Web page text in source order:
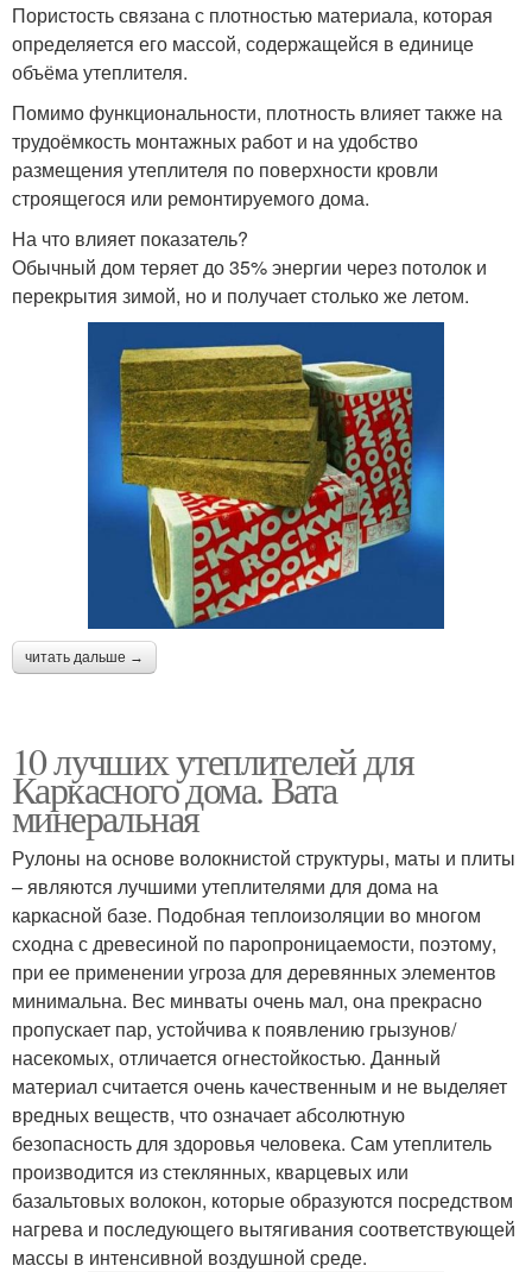
Пористость связана с плотностью материала, которая
определяется его массой, содержащейся в единице
объёма утеплителя.
Помимо функциональности, плотность влияет также на
трудоёмкость монтажных работ и на удобство
размещения утеплителя по поверхности кровли
строящегося или ремонтируемого дома.
На что влияет показатель?
Обычный дом теряет до 35% энергии через потолок и
перекрытия зимой, но и получает столько же летом.
читать дальше →
10 лучших утеплителей для
Каркасного дома. Вата
минеральная
Рулоны на основе волокнистой структуры, маты и плиты
– являются лучшими утеплителями для дома на
каркасной базе. Подобная теплоизоляции во многом
сходна с древесиной по паропроницаемости, поэтому,
при ее применении угроза для деревянных элементов
минимальна. Вес минваты очень мал, она прекрасно
пропускает пар, устойчива к появлению грызунов/
насекомых, отличается огнестойкостью. Данный
материал считается очень качественным и не выделяет
вредных веществ, что означает абсолютную
безопасность для здоровья человека. Сам утеплитель
производится из стеклянных, кварцевых или
базальтовых волокон, которые образуются посредством
нагрева и последующего вытягивания соответствующей
массы в интенсивной воздушной среде.